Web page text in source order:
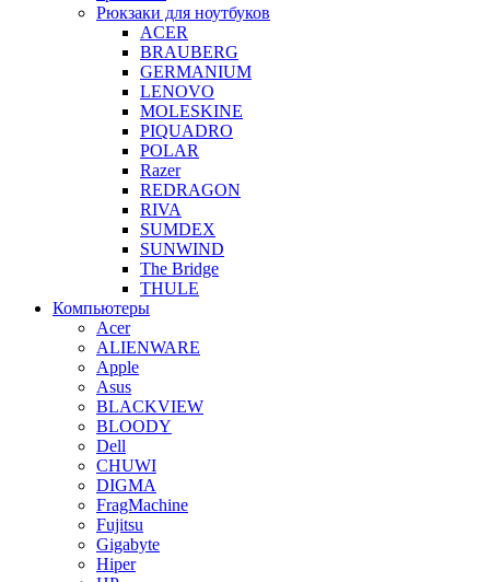
Рюкзаки для ноутбуков
ACER
BRAUBERG
GERMANIUM
LENOVO
MOLESKINE
PIQUADRO
POLAR
Razer
REDRAGON
RIVA
SUMDEX
SUNWIND
The Bridge
THULE
Компьютеры
Acer
ALIENWARE
Apple
Asus
BLACKVIEW
BLOODY
Dell
CHUWI
DIGMA
FragMachine
Fujitsu
Gigabyte
Hiper